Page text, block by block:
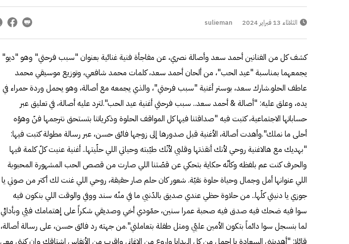
الثلاثاء 13 فبراير 2024 sulieman
كشف كل من الفنانين أحمد سعد وأصالة نصري، عن مفاجأة فنية غنائية بعنوان "سبب فرحتي" وهو "ديو"
يجمعهما بمناسبة "عيد الحب"، من ألحان أحمد سعد، كلمات محمد شافعي، وتوزيع موسيقي محمد
عاطف الحلو.شارك سعد، بوستر أغنية "سبب فرحتي"، والذي يجمعه مع أصالة، وهو يحمل وردة حمراء في
يده، وعلق عليه: "أصالة & أحمد سعد.. سبب فرحتي أغنية عيد الحب".لترد عليه أصالة، في تعليق عبر
حساباتها الاجتماعية، كتبت فيه "صداقتنا فيها كل المواقف الحلوة وذكرياتنا بتستحق نترجمها فنّ وهوّه
أحلى ما نملك".وأهدت أصالة، الأغنية قبل صدورها إلى زوجها فائق حسن، عبر رسالة مطولة كتبت فيها:
"بهديك مع هالاغنية روحي لأنك أنقذتها وقلبي لأنّك طيّبته وحياتي اللي حلّيتها.. أغنية عنيت كلّ كلمة فيها
والحرف كنت عم بلفظه وكأنّه حكاية بتحكي عن قصّتنا اللي صارت من قصص الحب المشهورة المحبوبة
اللي عنوانها أمل وجمال وحياة حلوة نقيّة. شعور كان حلم صار حقيقة، روحي اللي غنت لك أكتر من صوتي يا
جوزي يا دنيتي كلّها.. من حلاوة حظي عندي صديق بالدّنيي ما في منّه سند ووفي والوقت اللي بنكون فيه
سوا فيه ضحك فيه صدق فيه صحبة عمرا سنين، حمّودي أخي وصديقي شكراً على إهتمامك فيّي وبأدائي
لما بنسجل سوا دائماً بتكون الأمين عليّي ومتل طفلة بتعاملني".من جهته رد فائق حسن، على رسالة أصالة،
قائلا: "أهديتني السعادة يا اجمل من كل الهدايا واروع من الاغاني واقرب من الأنفاس اشتاقك وإن كنتي معي